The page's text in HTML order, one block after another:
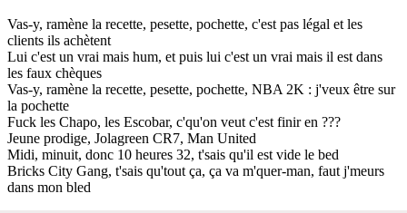
Vas-y, ramène la recette, pesette, pochette, c'est pas légal et les
clients ils achètent
Lui c'est un vrai mais hum, et puis lui c'est un vrai mais il est dans
les faux chèques
Vas-y, ramène la recette, pesette, pochette, NBA 2K : j'veux être sur
la pochette
Fuck les Chapo, les Escobar, c'qu'on veut c'est finir en ???
Jeune prodige, Jolagreen CR7, Man United
Midi, minuit, donc 10 heures 32, t'sais qu'il est vide le bed
Bricks City Gang, t'sais qu'tout ça, ça va m'quer-man, faut j'meurs
dans mon bled